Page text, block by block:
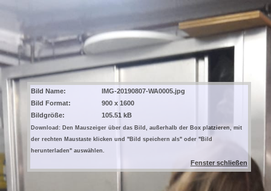
Bild Name:
IMG-20190807-WA0005.jpg
Bild Format:
900 x 1600
Bildgröße:
105.51 kB
Download: Den Mauszeiger über das Bild, außerhalb der Box platzieren, mit
der rechten Maustaste klicken und "Bild speichern als" oder "Bild
herunterladen" auswählen.
Fenster schließen